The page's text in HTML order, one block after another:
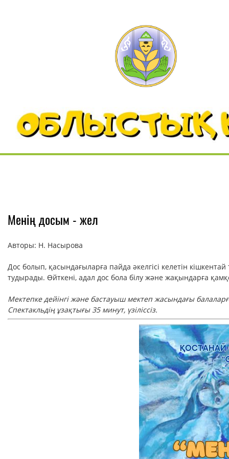
Менің досым - жел
Авторы: Н. Насырова
Дос болып, қасындағыларға пайда әкелгісі келетін
тудырады. Өйткені, адал дос бола білу және жақындарға
Мектепке дейінгі және бастауыш мектеп жасындағы
Спектакльдің ұзақтығы 35 минут, үзіліссіз.